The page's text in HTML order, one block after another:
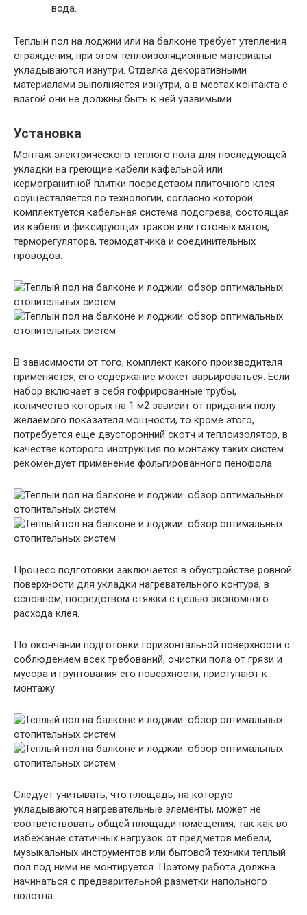
вода.
Теплый пол на лоджии или на балконе требует утепления
ограждения, при этом теплоизоляционные материалы
укладываются изнутри. Отделка декоративными
материалами выполняется изнутри, а в местах контакта с
влагой они не должны быть к ней уязвимыми.
Установка
Монтаж электрического теплого пола для последующей
укладки на греющие кабели кафельной или
кермогранитной плитки посредством плиточного клея
осуществляется по технологии, согласно которой
комплектуется кабельная система подогрева, состоящая
из кабеля и фиксирующих траков или готовых матов,
терморегулятора, термодатчика и соединительных
проводов.
В зависимости от того, комплект какого производителя
применяется, его содержание может варьироваться. Если
набор включает в себя гофрированные трубы,
количество которых на 1 м2 зависит от придания полу
желаемого показателя мощности, то кроме этого,
потребуется еще двусторонний скотч и теплоизолятор, в
качестве которого инструкция по монтажу таких систем
рекомендует применение фольгированного пенофола.
Процесс подготовки заключается в обустройстве ровной
поверхности для укладки нагревательного контура, в
основном, посредством стяжки с целью экономного
расхода клея.
По окончании подготовки горизонтальной поверхности с
соблюдением всех требований, очистки пола от грязи и
мусора и грунтования его поверхности, приступают к
монтажу.
Следует учитывать, что площадь, на которую
укладываются нагревательные элементы, может не
соответствовать общей площади помещения, так как во
избежание статичных нагрузок от предметов мебели,
музыкальных инструментов или бытовой техники теплый
пол под ними не монтируется. Поэтому работа должна
начинаться с предварительной разметки напольного
полотна.